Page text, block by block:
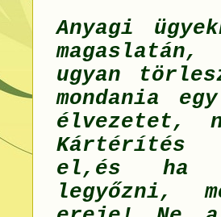
Anyagi
ugyan
mondania
élvezetet,
Kártérítés
el,és ha
legyőzni,